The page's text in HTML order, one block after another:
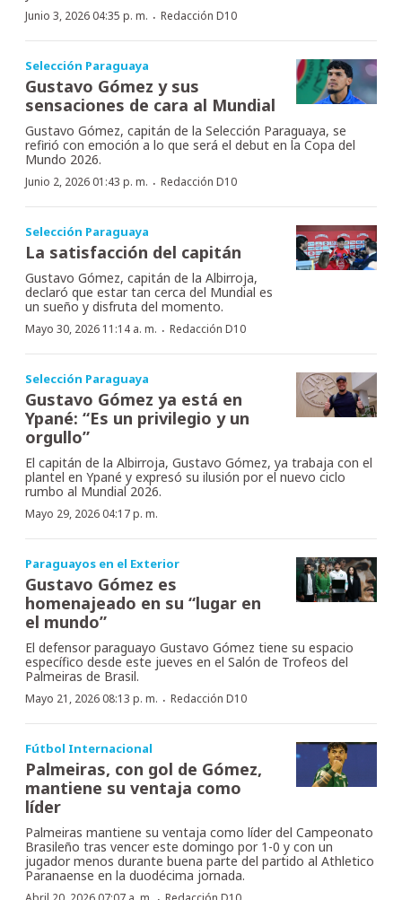
Junio 3, 2026 04:35 p. m. · Redacción D10
Selección Paraguaya
Gustavo Gómez y sus
sensaciones de cara al Mundial
Gustavo Gómez, capitán de la Selección Paraguaya, se
refirió con emoción a lo que será el debut en la Copa del
Mundo 2026.
Junio 2, 2026 01:43 p. m. · Redacción D10
Selección Paraguaya
La satisfacción del capitán
Gustavo Gómez, capitán de la Albirroja,
declaró que estar tan cerca del Mundial es
un sueño y disfruta del momento.
Mayo 30, 2026 11:14 a. m. · Redacción D10
Selección Paraguaya
Gustavo Gómez ya está en
Ypané: “Es un privilegio y un
orgullo”
El capitán de la Albirroja, Gustavo Gómez, ya trabaja con el
plantel en Ypané y expresó su ilusión por el nuevo ciclo
rumbo al Mundial 2026.
Mayo 29, 2026 04:17 p. m.
Paraguayos en el Exterior
Gustavo Gómez es
homenajeado en su “lugar en
el mundo”
El defensor paraguayo Gustavo Gómez tiene su espacio
específico desde este jueves en el Salón de Trofeos del
Palmeiras de Brasil.
Mayo 21, 2026 08:13 p. m. · Redacción D10
Fútbol Internacional
Palmeiras, con gol de Gómez,
mantiene su ventaja como
líder
Palmeiras mantiene su ventaja como líder del Campeonato
Brasileño tras vencer este domingo por 1-0 y con un
jugador menos durante buena parte del partido al Athletico
Paranaense en la duodécima jornada.